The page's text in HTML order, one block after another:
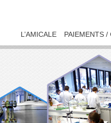
L’AMICALE PAIEMENTS /